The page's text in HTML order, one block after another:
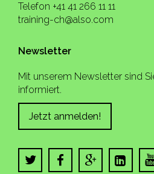
Telefon +41 41 266 11 11
training-ch@also.com
Newsletter
Mit unserem Newsletter sind
informiert.
Jetzt anmelden!